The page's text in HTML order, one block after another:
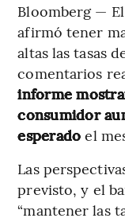
Bloomberg —
afirmó tener
altas las tasas
comentarios
informe
consumidor
esperado el
Las
previsto, y el
“mantener las